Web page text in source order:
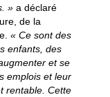
» a déclaré
de la
« Ce sont des
enfants, des
et se
emplois et leur
rentable. Cette